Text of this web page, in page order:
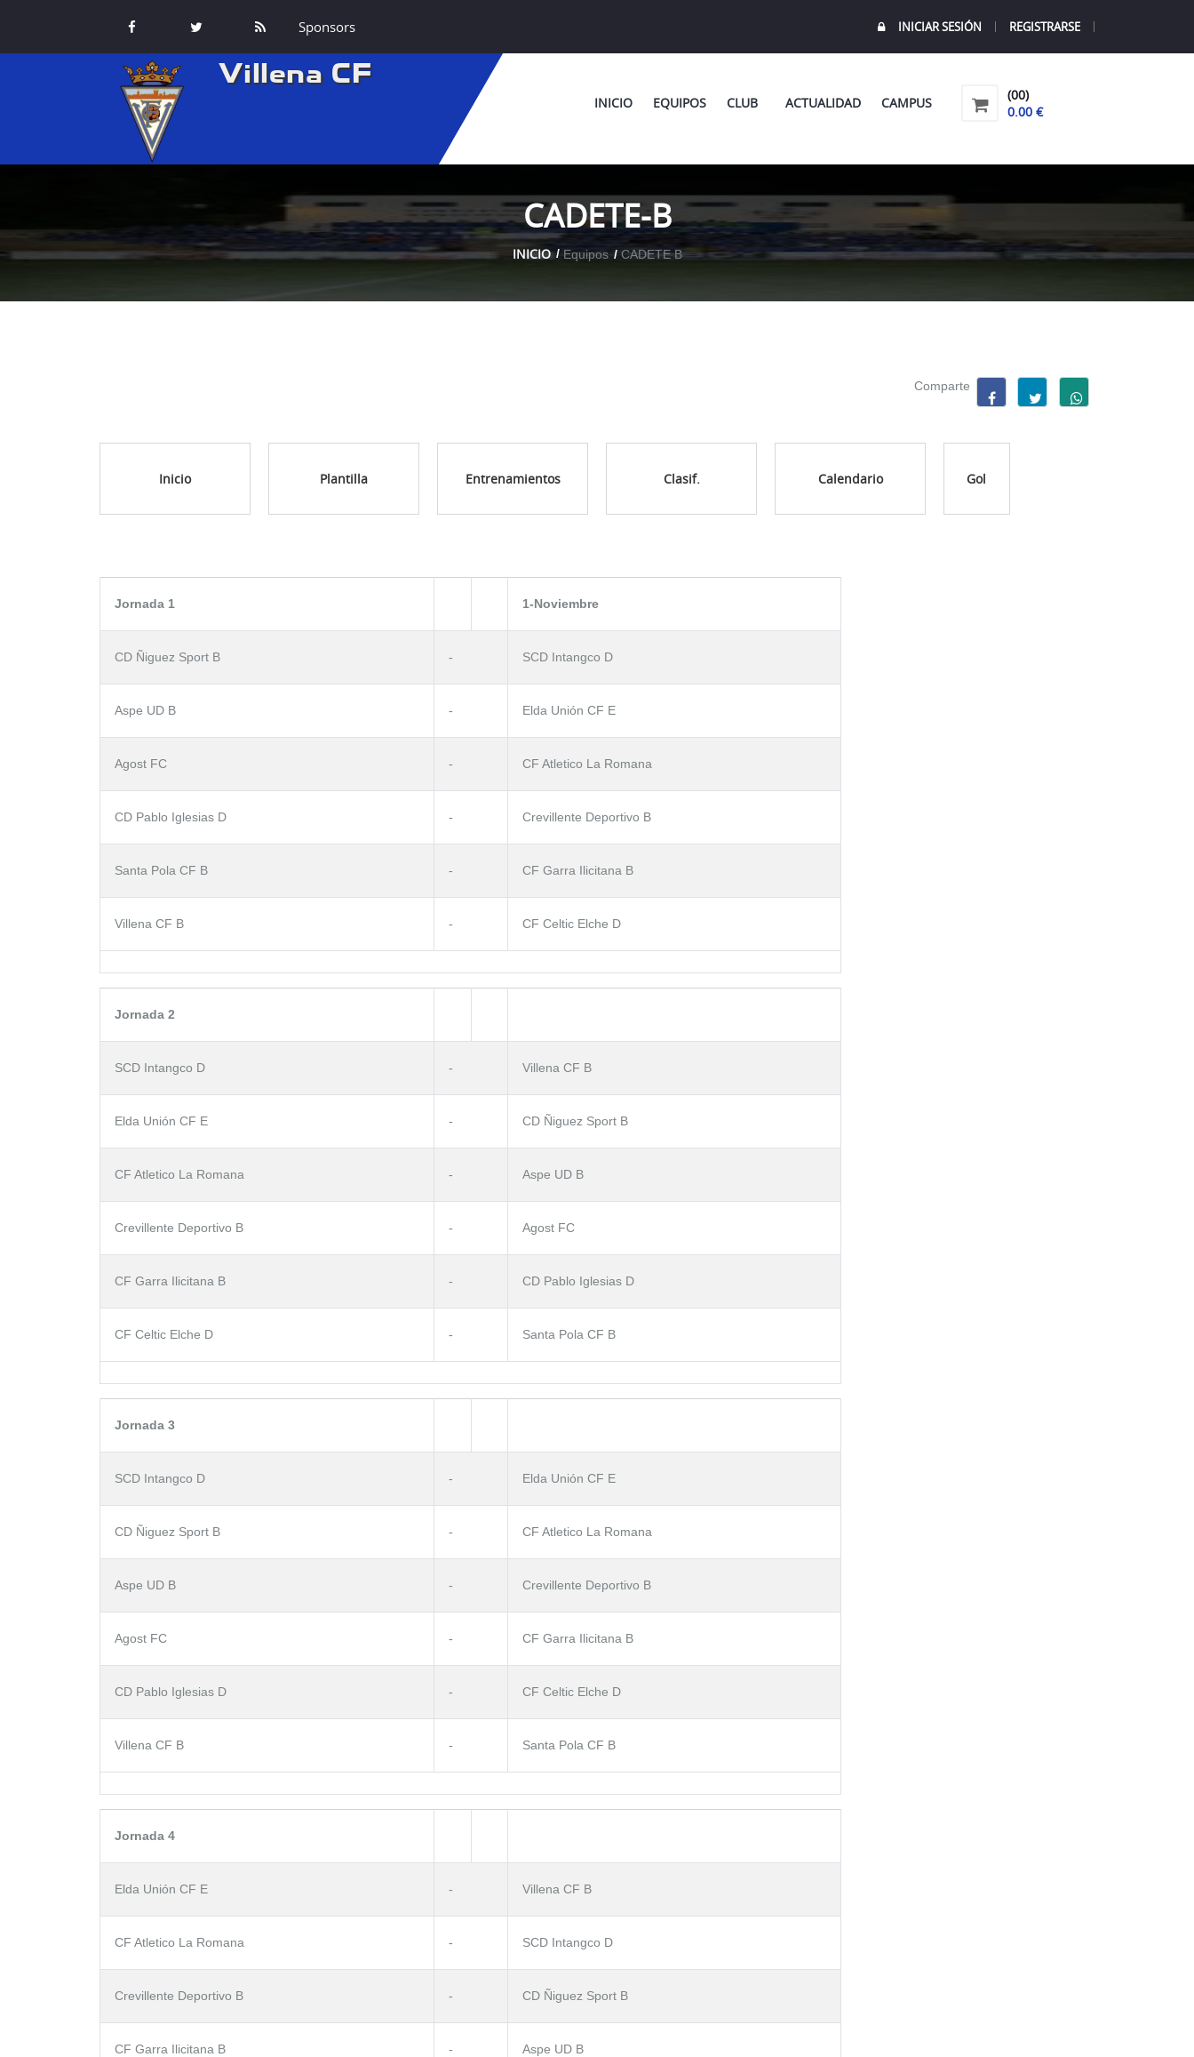
Sponsors INICIAR SESIÓN REGISTRARSE
Villena CF
INICIO EQUIPOS CLUB ACTUALIDAD CAMPUS
(00)
0.00 €
CADETE-B
INICIO Equipos CADETE B
Comparte
Inicio Plantilla Entrenamientos Clasif. Calendario Gol
Jornada 1 1-Noviembre
CD Ñiguez Sport B - SCD Intangco D
Aspe UD B - Elda Unión CF E
Agost FC - CF Atletico La Romana
CD Pablo Iglesias D - Crevillente Deportivo B
Santa Pola CF B - CF Garra Ilicitana B
Villena CF B - CF Celtic Elche D
Jornada 2
SCD Intangco D - Villena CF B
Elda Unión CF E - CD Ñiguez Sport B
CF Atletico La Romana - Aspe UD B
Crevillente Deportivo B - Agost FC
CF Garra Ilicitana B - CD Pablo Iglesias D
CF Celtic Elche D - Santa Pola CF B
Jornada 3
SCD Intangco D - Elda Unión CF E
CD Ñiguez Sport B - CF Atletico La Romana
Aspe UD B - Crevillente Deportivo B
Agost FC - CF Garra Ilicitana B
CD Pablo Iglesias D - CF Celtic Elche D
Villena CF B - Santa Pola CF B
Jornada 4
Elda Unión CF E - Villena CF B
CF Atletico La Romana - SCD Intangco D
Crevillente Deportivo B - CD Ñiguez Sport B
CF Garra Ilicitana B - Aspe UD B